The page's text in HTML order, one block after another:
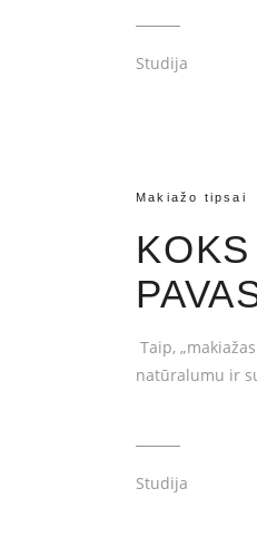
Studija
Makiažo tipsai
Taip,
natūralumu ir
Studija